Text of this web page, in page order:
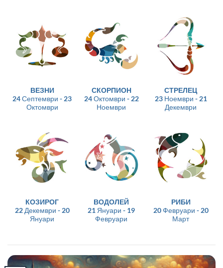
ВЕЗНИ
24 Септември - 23
Октомври
СКОРПИОН
24 Октомври - 22
Ноември
СТРЕЛЕЦ
23 Ноември - 21
Декември
КОЗИРОГ
22 Декември - 20
Януари
ВОДОЛЕЙ
21 Януари - 19
Февруари
РИБИ
20 Февруари - 20
Март